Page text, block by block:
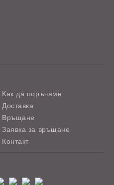
Как да поръчаме
Доставка
Връщане
Заявка за връщане
Контакт